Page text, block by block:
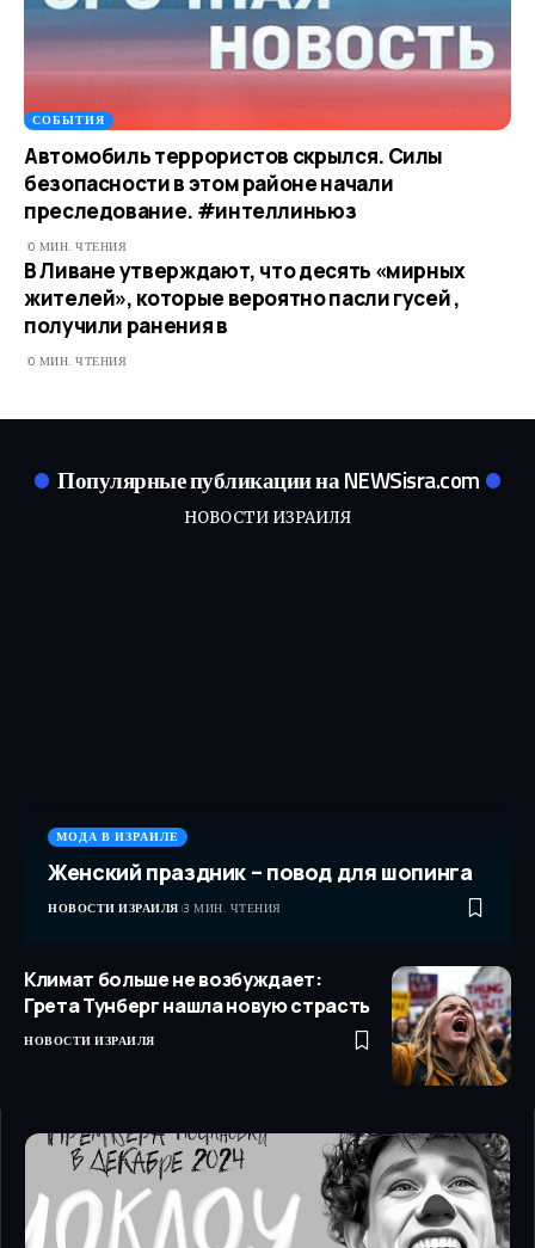
СОБЫТИЯ
Автомобиль террористов скрылся. Силы
безопасности в этом районе начали
преследование. #интеллиньюз
0 МИН. ЧТЕНИЯ
В Ливане утверждают, что десять «мирных
жителей», которые вероятно пасли гусей ,
получили ранения в
0 МИН. ЧТЕНИЯ
Популярные публикации на NEWSisra.com
НОВОСТИ ИЗРАИЛЯ
МОДА В ИЗРАИЛЕ
Женский праздник – повод для шопинга
НОВОСТИ ИЗРАИЛЯ 3 МИН. ЧТЕНИЯ
Климат больше не возбуждает:
Грета Тунберг нашла новую страсть
НОВОСТИ ИЗРАИЛЯ